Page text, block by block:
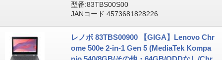
型番:83TBS00S00
JANコード:4573681828226
レノボ 83TBS00900 【GIGA】Lenovo Chr
ome 500e 2-in-1 Gen 5 (MediaTek Kompa